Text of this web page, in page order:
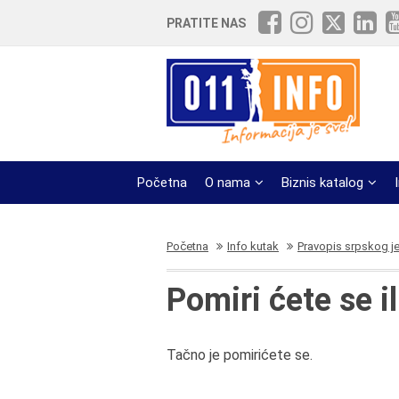
PRATITE NAS
Početna O nama Biznis katalog
Početna Info kutak Pravopis srpskog
Pomiri ćete se
Tačno je pomirićete se.